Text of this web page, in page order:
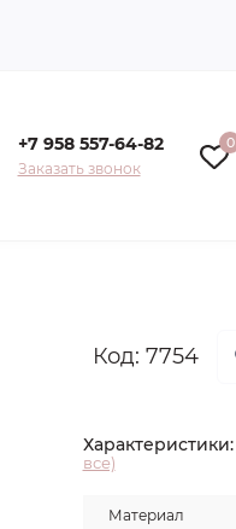
+7 958 557-64-82
Заказать звонок
0
Код: 7754
Характеристики:
все)
Материал